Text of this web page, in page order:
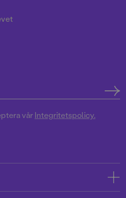
vårIntegritetspolicy.